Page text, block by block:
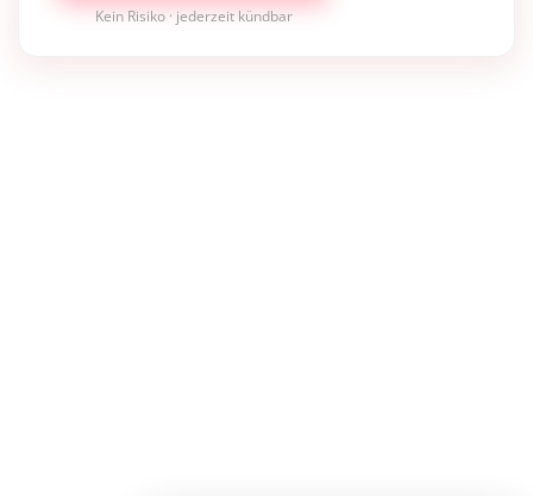
Kein Risiko · jederzeit kündbar